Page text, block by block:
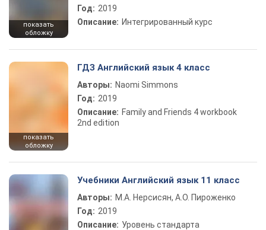
показать
обложку
Год: 2019
Описание: Интегрированный курс
показать
обложку
ГДЗ Английский язык 4 класс
Авторы: Naomi Simmons
Год: 2019
Описание: Family and Friends 4 workbook
2nd edition
Учебники Английский язык 11 класс
Авторы: М.А. Нерсисян, А.О. Пироженко
Год: 2019
Описание: Уровень стандарта